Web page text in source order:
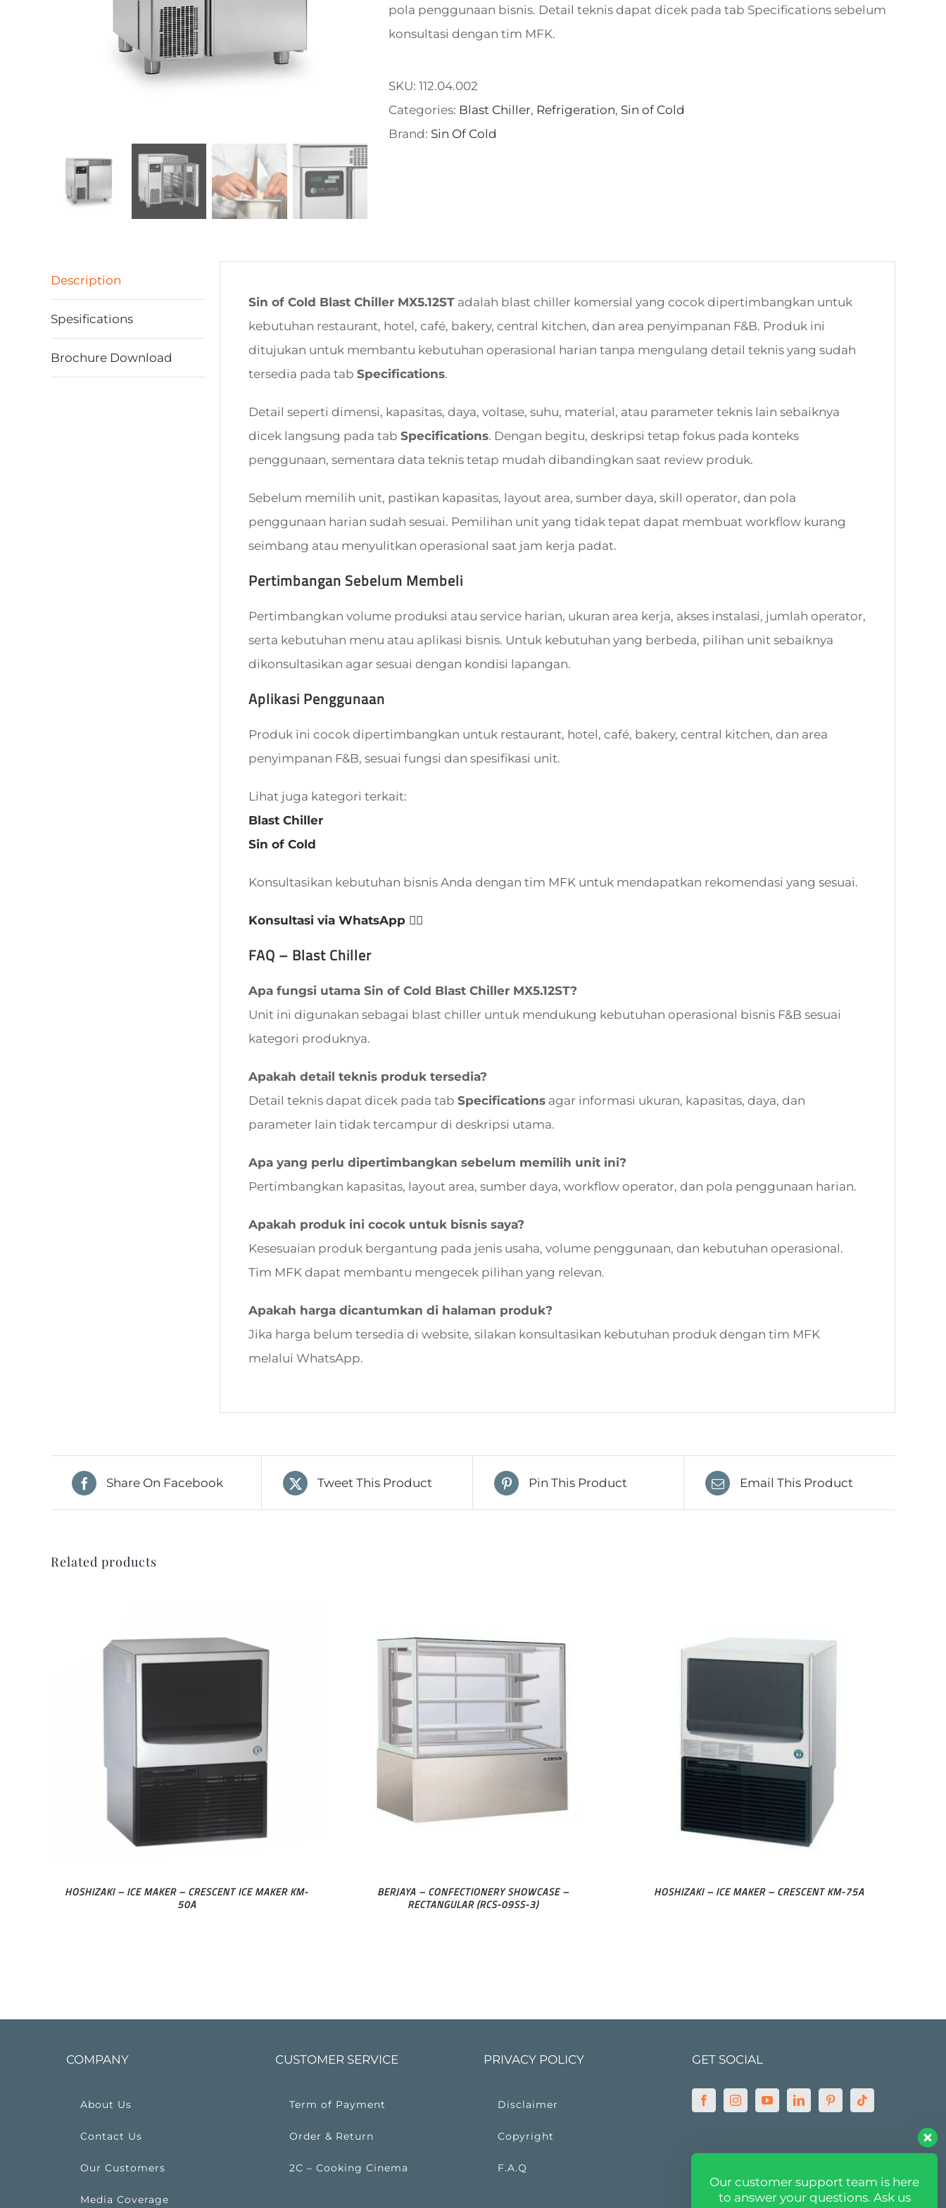
pola penggunaan bisnis. Detail teknis dapat dicek pada tab Specifications sebelum
konsultasi dengan tim MFK.
SKU: 112.04.002
Categories: Blast Chiller, Refrigeration, Sin of Cold
Brand: Sin Of Cold
Description
Spesifications
Brochure Download
Sin of Cold Blast Chiller MX5.12ST adalah blast chiller komersial yang cocok dipertimbangkan untuk
kebutuhan restaurant, hotel, café, bakery, central kitchen, dan area penyimpanan F&B. Produk ini
ditujukan untuk membantu kebutuhan operasional harian tanpa mengulang detail teknis yang sudah
tersedia pada tab Specifications.
Detail seperti dimensi, kapasitas, daya, voltase, suhu, material, atau parameter teknis lain sebaiknya
dicek langsung pada tab Specifications. Dengan begitu, deskripsi tetap fokus pada konteks
penggunaan, sementara data teknis tetap mudah dibandingkan saat review produk.
Sebelum memilih unit, pastikan kapasitas, layout area, sumber daya, skill operator, dan pola
penggunaan harian sudah sesuai. Pemilihan unit yang tidak tepat dapat membuat workflow kurang
seimbang atau menyulitkan operasional saat jam kerja padat.
Pertimbangan Sebelum Membeli
Pertimbangkan volume produksi atau service harian, ukuran area kerja, akses instalasi, jumlah operator,
serta kebutuhan menu atau aplikasi bisnis. Untuk kebutuhan yang berbeda, pilihan unit sebaiknya
dikonsultasikan agar sesuai dengan kondisi lapangan.
Aplikasi Penggunaan
Produk ini cocok dipertimbangkan untuk restaurant, hotel, café, bakery, central kitchen, dan area
penyimpanan F&B, sesuai fungsi dan spesifikasi unit.
Lihat juga kategori terkait:
Blast Chiller
Sin of Cold
Konsultasikan kebutuhan bisnis Anda dengan tim MFK untuk mendapatkan rekomendasi yang sesuai.
Konsultasi via WhatsApp 👈🏻
FAQ – Blast Chiller
Apa fungsi utama Sin of Cold Blast Chiller MX5.12ST?
Unit ini digunakan sebagai blast chiller untuk mendukung kebutuhan operasional bisnis F&B sesuai
kategori produknya.
Apakah detail teknis produk tersedia?
Detail teknis dapat dicek pada tab Specifications agar informasi ukuran, kapasitas, daya, dan
parameter lain tidak tercampur di deskripsi utama.
Apa yang perlu dipertimbangkan sebelum memilih unit ini?
Pertimbangkan kapasitas, layout area, sumber daya, workflow operator, dan pola penggunaan harian.
Apakah produk ini cocok untuk bisnis saya?
Kesesuaian produk bergantung pada jenis usaha, volume penggunaan, dan kebutuhan operasional.
Tim MFK dapat membantu mengecek pilihan yang relevan.
Apakah harga dicantumkan di halaman produk?
Jika harga belum tersedia di website, silakan konsultasikan kebutuhan produk dengan tim MFK
melalui WhatsApp.
Share On Facebook Tweet This Product Pin This Product Email This Product
Related products
HOSHIZAKI – ICE MAKER – CRESCENT ICE MAKER KM-
50A
BERJAYA – CONFECTIONERY SHOWCASE –
RECTANGULAR (RCS-09SS-3)
HOSHIZAKI – ICE MAKER – CRESCENT KM-75A
COMPANY
About Us
Contact Us
Our Customers
Media Coverage
CUSTOMER SERVICE
Term of Payment
Order & Return
2C – Cooking Cinema
PRIVACY POLICY
Disclaimer
Copyright
F.A.Q
GET SOCIAL
Our customer support team is here
to answer your questions. Ask us